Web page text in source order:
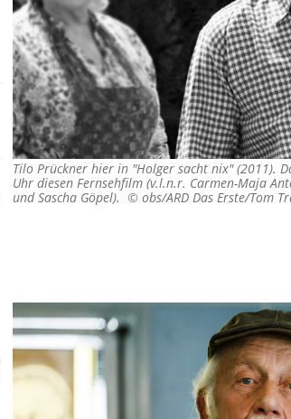
Tilo Prückner hier in "Holger sacht nix" (2011).
Uhr diesen Fernsehfilm (v.l.n.r. Carmen-Maja
und Sascha Göpel). © obs/ARD Das Erste/Tom